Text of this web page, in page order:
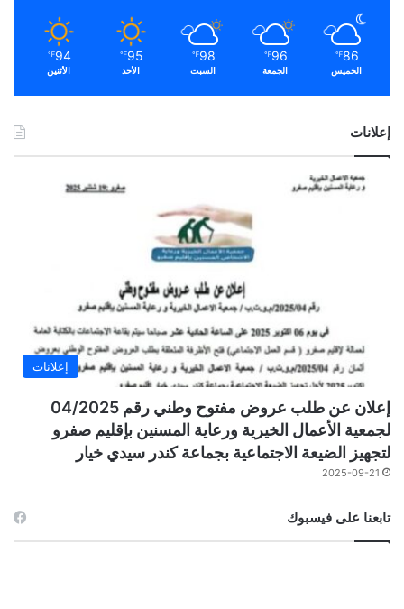
86
℉
الخميس
96
℉
الجمعة
98
℉
السبت
95
℉
الأحد
94
℉
الأثنين
إعلانات
إعلانات
إعلان عن طلب عروض مفتوح وطني رقم 04/2025
لجمعية الأعمال الخيرية ورعاية المسنين بإقليم صفرو
لتجهيز الضيعة الاجتماعية بجماعة كندر سيدي خيار
2025-09-21
تابعنا على فيسبوك